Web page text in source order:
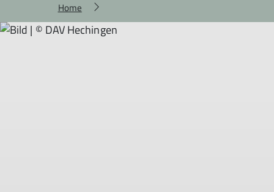
Geschäftstelle und Vorstand
Familiengruppe Wandergruppe
Kindergruppe
Home